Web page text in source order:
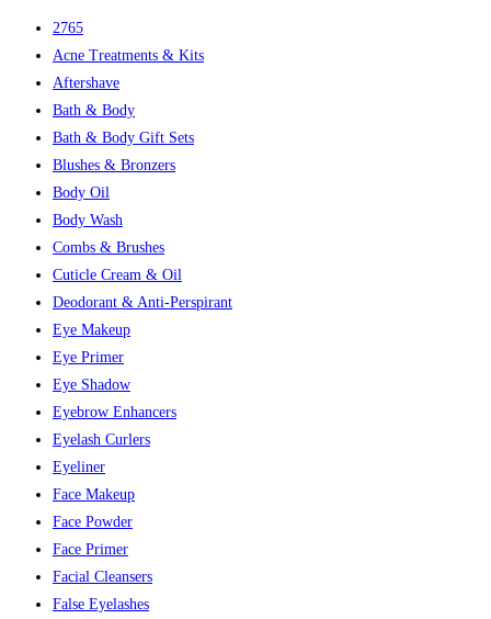
2765
Acne Treatments & Kits
Aftershave
Bath & Body
Bath & Body Gift Sets
Blushes & Bronzers
Body Oil
Body Wash
Combs & Brushes
Cuticle Cream & Oil
Deodorant & Anti-Perspirant
Eye Makeup
Eye Primer
Eye Shadow
Eyebrow Enhancers
Eyelash Curlers
Eyeliner
Face Makeup
Face Powder
Face Primer
Facial Cleansers
False Eyelashes